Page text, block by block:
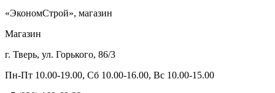
«ЭкономСтрой», магазин
Магазин
г. Тверь, ул. Горького, 86/3
Пн-Пт 10.00-19.00, Сб 10.00-16.00, Вс 10.00-15.00